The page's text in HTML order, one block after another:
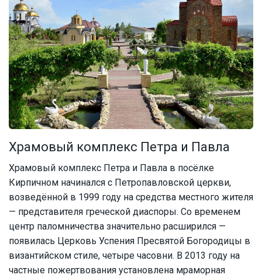
Храмовый комплекс Петра и Павла
Храмовый комплекс Петра и Павла в посёлке
Кирпичном начинался с Петропавловской церкви,
возведённой в 1999 году на средства местного жителя
— представителя греческой диаспоры. Со временем
центр паломничества значительно расширился —
появилась Церковь Успения Пресвятой Богородицы в
византийском стиле, четыре часовни. В 2013 году на
частные пожертвования установлена мраморная